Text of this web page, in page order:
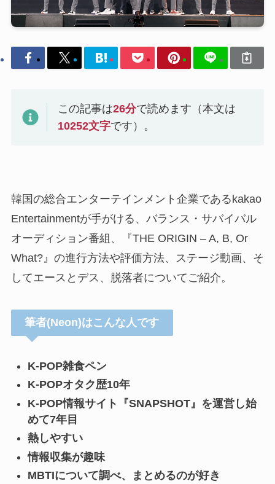
この記事は26分で読めます（本文は
10252文字です）。
韓国の総合エンターテインメント企業であるkakao
Entertainmentが手がける、 バランス・サバイバル
オーディション番組、『THE ORIGIN – A, B, Or
What?』の進行方法や評価方法、ステージ動画、そ
してエースとデス、脱落者についてご紹介。
筆者(Neon)はこんな人です
K-POP雑食ペン
K-POPオタク歴10年
K-POP情報サイト『SNAPSHOT』を運営し始
めて7年目
熱しやすい
情報収集が趣味
MBTIについて調べ、まとめるのが好き